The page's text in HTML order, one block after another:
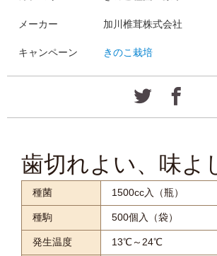
メーカー 加川椎茸株式会社
キャンペーン きのこ栽培
歯切れよい、味よ
種菌 1500cc入（瓶）
種駒 500個入（袋）
発生温度 13℃～24℃